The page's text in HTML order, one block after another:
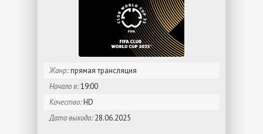
Жанр:прямая трансляция
Начало в:19:00
Качество:HD
Дата выхода:28.06.2025